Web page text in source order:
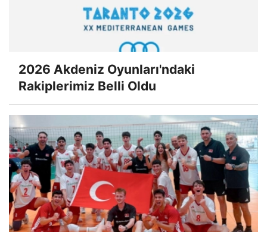
2026 Akdeniz Oyunları'ndaki
Rakiplerimiz Belli Oldu